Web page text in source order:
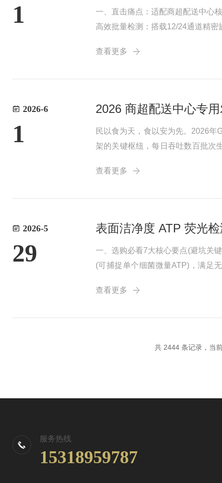
1
一、直击痛点：适配商超配送中心
高效批量检测：搭载12/24通道精
查看更多
2026-6
1
2026 商超配送中心专
民以食为天，食以安为先。2026
架的关键枢纽，每日吞吐数百批次
均数百...
查看更多
2026-5
29
表面洁净度 ATP 荧光
一、选购必看7大核心要点(避坑关
(可捕捉单个细菌微量ATP)，满足
查看更多
共 2444 条记录，当
服务热线
15318959787